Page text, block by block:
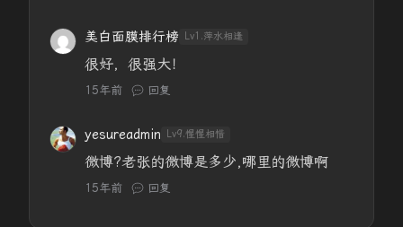
美白面膜排行榜 Lv1.萍水相逢
很好，很强大！
15年前 回复
yesureadmin Lv9.惺惺相惜
微博?老张的微博是多少,哪里的微博啊
15年前 回复